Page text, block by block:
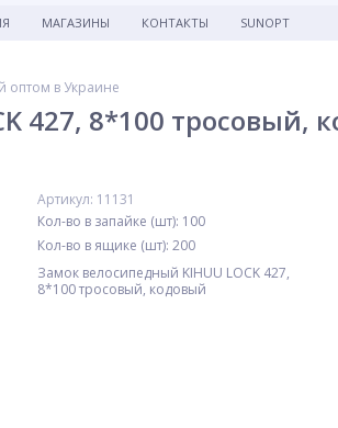
МАГАЗИНЫ КОНТАКТЫ SUNOPT
оптом в Украине
427, 8*100 тросовый,
Артикул: 11131
Кол-во в запайке (шт): 100
Кол-во в ящике (шт): 200
Замок велосипедный KIHUU LOCK 427,
8*100 тросовый, кодовый